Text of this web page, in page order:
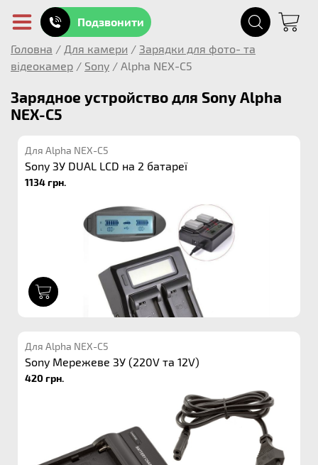
Подзвонити
Головна / Для камери / Зарядки для фото- та
відеокамер / Sony / Alpha NEX-C5
Зарядное устройство для Sony Alpha
NEX-C5
Для Alpha NEX-C5
Sony ЗУ DUAL LCD на 2 батареї
1134 грн.
Для Alpha NEX-C5
Sony Мережеве ЗУ (220V та 12V)
420 грн.